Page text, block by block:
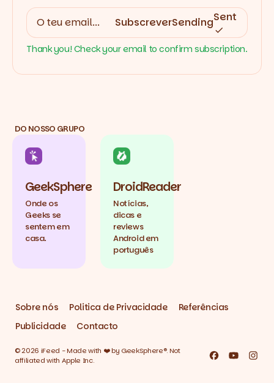
SubscreverSendingSent
Thank you! Check your email to confirm subscription.
DO NOSSO GRUPO
GeekSphere
Onde os
Geeks se
sentem em
casa.
DroidReader
Notícias,
dicas e
reviews
Android em
português
Sobre nós Politica de Privacidade
Referências
Publicidade
Contacto
© 2026 iFeed - Made with ❤️ by GeekSphere®. Not
affiliated with Apple Inc.
Facebook
YouTube